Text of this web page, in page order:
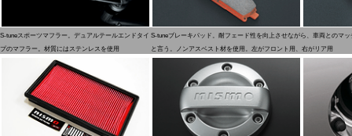
S-tuneスポーツマフラー。デュアルテールエンドタイ
プのマフラー。材質にはステンレスを使用
S-tuneブレーキパッド。耐フェード性を向上させながら、車両とのマ
と言う。ノンアスベスト材を使用。左がフロント用、右がリア用